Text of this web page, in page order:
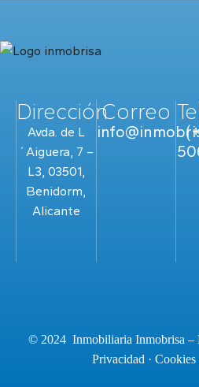
Dirección
Avda. de L
´Aiguera, 7 –
L3, 03501,
Benidorm,
Alicante
Correo
© 2024 Inmobiliaria Inmobrisa –
Privacidad · Cookies